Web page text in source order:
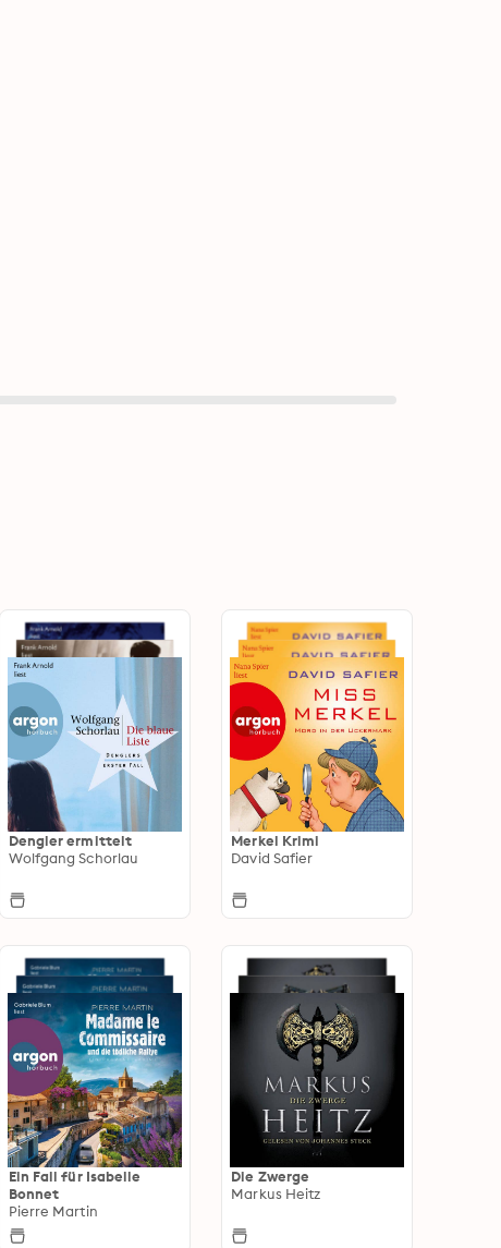
Dengler ermittelt
Wolfgang Schorlau
Merkel Krimi
David Safier
Ein Fall für Isabelle
Bonnet
Pierre Martin
Die Zwerge
Markus Heitz